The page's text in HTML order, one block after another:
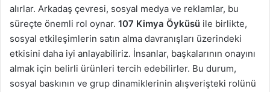
alırlar. Arkadaş çevresi, sosyal medya ve reklamlar, bu
süreçte önemli rol oynar. 107 Kimya Öyküsü ile birlikte,
sosyal etkileşimlerin satın alma davranışları üzerindeki
etkisini daha iyi anlayabiliriz. İnsanlar, başkalarının onayını
almak için belirli ürünleri tercih edebilirler. Bu durum,
sosyal baskının ve grup dinamiklerinin alışverişteki rolünü